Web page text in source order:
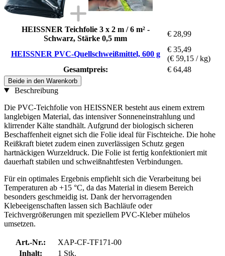
HEISSNER Teichfolie 3 x 2 m / 6 m² -
Schwarz, Stärke 0,5 mm
€ 28,99
HEISSNER PVC-Quellschweißmittel, 600 g
€ 35,49
(€ 59,15 / kg)
Gesamtpreis:
€ 64,48
Beide in den Warenkorb
Beschreibung
Die PVC-Teichfolie von HEISSNER besteht aus einem extrem
langlebigen Material, das intensiver Sonneneinstrahlung und
klirrender Kälte standhält. Aufgrund der biologisch sicheren
Beschaffenheit eignet sich die Folie ideal für Fischteiche. Die hohe
Reißkraft bietet zudem einen zuverlässigen Schutz gegen
hartnäckigen Wurzeldruck. Die Folie ist fertig konfektioniert mit
dauerhaft stabilen und schweißnahtfesten Verbindungen.
Für ein optimales Ergebnis empfiehlt sich die Verarbeitung bei
Temperaturen ab +15 °C, da das Material in diesem Bereich
besonders geschmeidig ist. Dank der hervorragenden
Klebeeigenschaften lassen sich Bachläufe oder
Teichvergrößerungen mit speziellem PVC-Kleber mühelos
umsetzen.
Art.-Nr.:
XAP-CF-TF171-00
Inhalt:
1 Stk.